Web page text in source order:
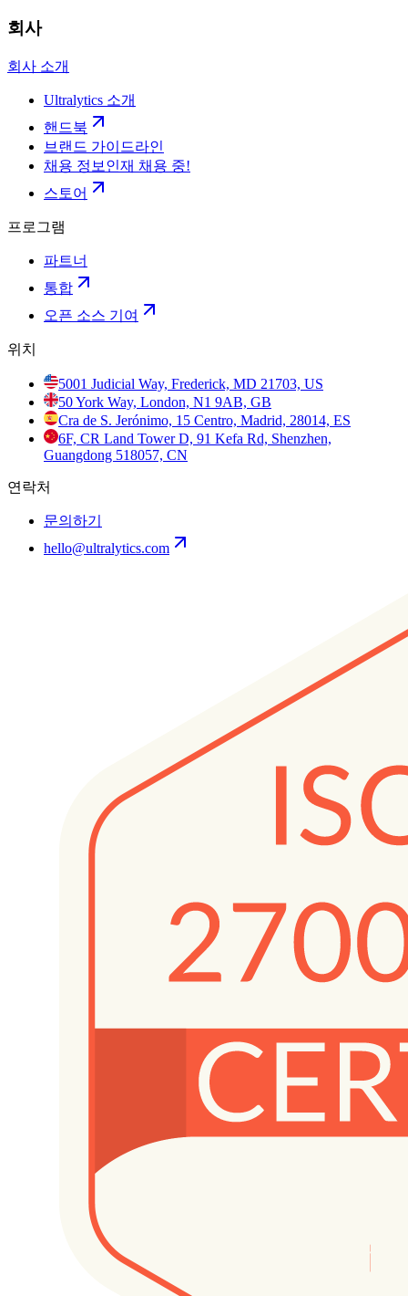
회사
회사 소개
Ultralytics 소개
핸드북
브랜드 가이드라인
채용 정보 인재 채용 중!
스토어
프로그램
파트너
통합
오픈 소스 기여
위치
5001 Judicial Way, Frederick, MD 21703, US
50 York Way, London, N1 9AB, GB
Cra de S. Jerónimo, 15 Centro, Madrid, 28014, ES
6F, CR Land Tower D, 91 Kefa Rd, Shenzhen,
Guangdong 518057, CN
연락처
문의하기
hello@ultralytics.com